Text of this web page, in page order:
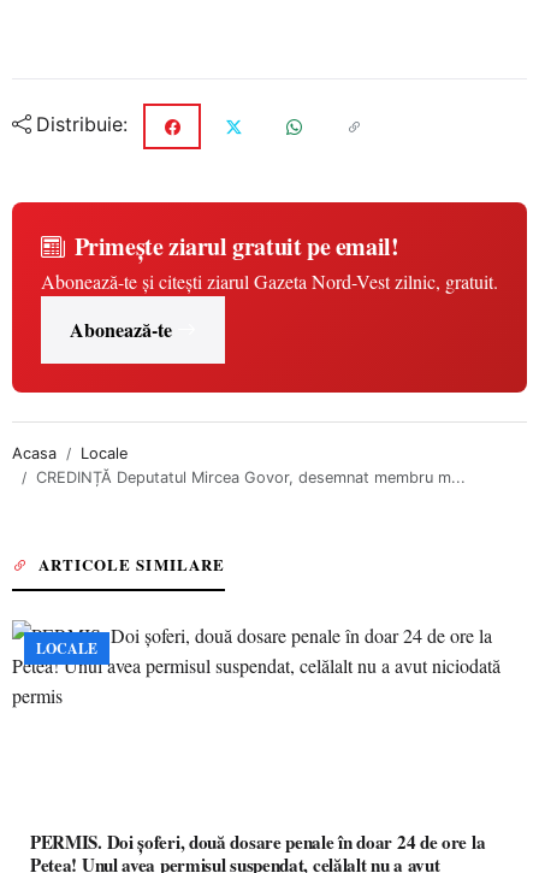
Distribuie:
Primește ziarul gratuit pe email!
Abonează-te și citești ziarul Gazeta Nord-Vest zilnic, gratuit.
Abonează-te
Acasa
Locale
CREDINȚĂ Deputatul Mircea Govor, desemnat membru m...
ARTICOLE SIMILARE
LOCALE
PERMIS. Doi șoferi, două dosare penale în doar 24 de ore la
Petea! Unul avea permisul suspendat, celălalt nu a avut